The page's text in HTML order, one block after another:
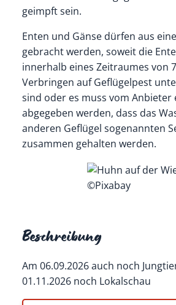
geimpft sein.
Enten und Gänse dürfen aus
gebracht werden, soweit die
innerhalb eines Zeitraumes von
Verbringen auf Geflügelpest
sind oder es muss vom Anbieter
abgegeben werden, dass das
anderen Geflügel sogenannten
zusammen gehalten werden.
©Pixabay
Beschreibung
Am 06.09.2026 auch noch
01.11.2026 noch Lokalschau